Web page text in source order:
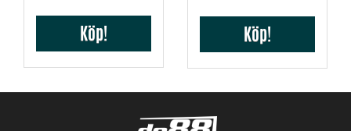
Köp! Köp!